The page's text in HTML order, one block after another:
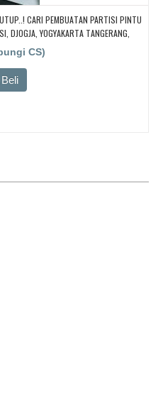
CARI PEMBUATAN PARTISI PINTU
DJOGJA, YOGYAKARTA TANGERANG,
LIPAT, Pintu Lipat Kedap Suara
CS)
Beli